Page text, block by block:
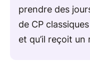
prendre des
de CP
et qu’il reçoit